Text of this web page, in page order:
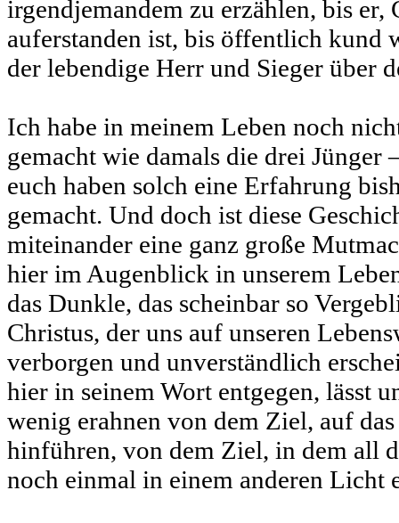
irgendjemandem zu erzählen, bis er,
auferstanden ist, bis öffentlich kund
der lebendige Herr und Sieger über
Ich habe in meinem Leben noch
gemacht wie damals die drei Jünger
euch haben solch eine Erfahrung
gemacht. Und doch ist diese
miteinander eine ganz große
hier im Augenblick in unserem
das Dunkle, das scheinbar so
Christus, der uns auf unseren
verborgen und unverständlich
hier in seinem Wort entgegen, lässt
wenig erahnen von dem Ziel, auf
hinführen, von dem Ziel, in dem all
noch einmal in einem anderen Licht